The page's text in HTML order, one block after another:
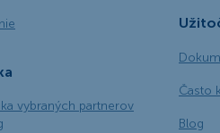
vybraných partnerov
Často
Blog